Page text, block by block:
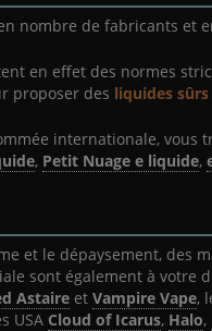
nombre de fabricants et
en effet des normes
proposer des liquides
internationale, vous
, Petit Nuage e liquide,
et le dépaysement, des
sont également à votre
Astaire etVampire Vape,
USA Cloud of Icarus, Halo,